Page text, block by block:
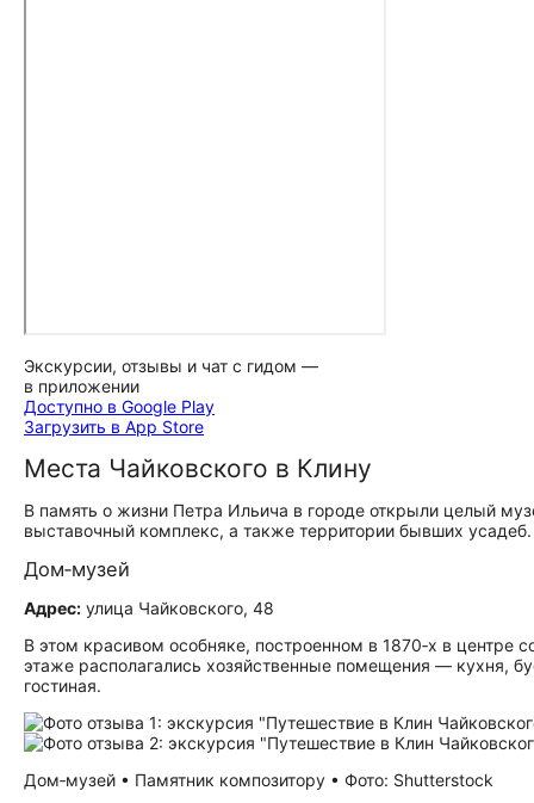
Экскурсии, отзывы и чат с гидом —
в приложении
Доступно в Google Play
Загрузить в App Store
Места Чайковского в Клину
В память о жизни Петра Ильича в городе открыли целый
выставочный комплекс, а также территории бывших усадеб.
Дом‑музей
Адрес: улица Чайковского, 48
В этом красивом особняке, построенном в 1870‑х в центре
этаже располагались хозяйственные помещения — кухня,
гостиная.
Дом‑музей • Памятник композитору • Фото: Shutterstock